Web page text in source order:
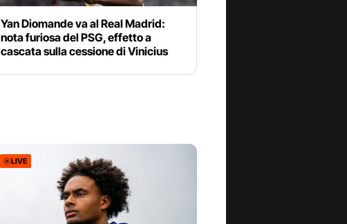
Yan Diomande va al Real Madrid:
nota furiosa del PSG, effetto a
cascata sulla cessione di Vinicius
LIVE